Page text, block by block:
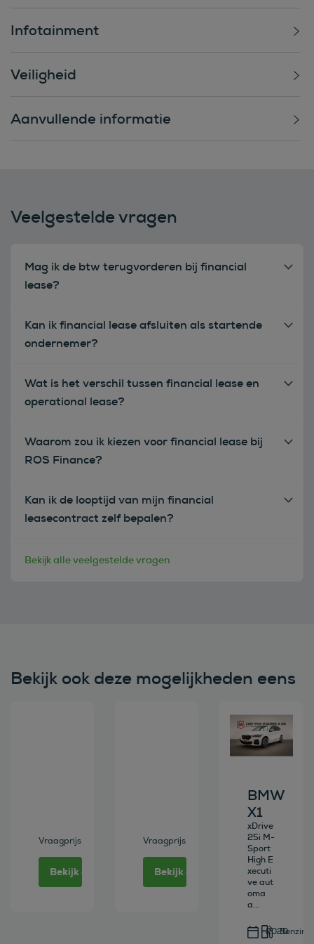
Infotainment
Veiligheid
Aanvullende informatie
Veelgestelde vragen
Mag ik de btw terugvorderen bij financial
lease?
Kan ik financial lease afsluiten als startende
ondernemer?
Wat is het verschil tussen financial lease en
operational lease?
Waarom zou ik kiezen voor financial lease bij
ROS Finance?
Kan ik de looptijd van mijn financial
leasecontract zelf bepalen?
Bekijk alle veelgestelde vragen
Bekijk ook deze mogelijkheden eens
Vraagprijs
Bekijk deze auto
Vraagprijs
Bekijk deze auto
Bekijk deze
BMW
X1
xDrive
25i M-
Sport
High E
xecuti
ve aut
oma
a...
2020Benzine